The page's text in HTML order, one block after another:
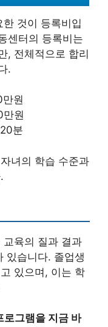
것이 등록비입
센터의 등록비는
, 전체적으로 합리
.
원
원
분
녀의 학습 수준과
교육의 질과 결과
있습니다. 졸업생
있으며, 이는 학
로그램을 지금 바